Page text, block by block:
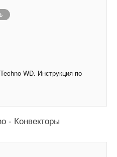
WD. Инструкция по
- Конвекторы